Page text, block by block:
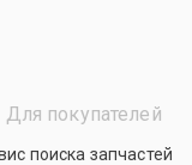
Для покупателей
поиска запчастей